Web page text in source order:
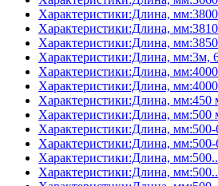
Характеристики:Длина,
Характеристики:Длина,
Характеристики:Длина,
Характеристики:Длина, мм:3м,
Характеристики:Длина,
Характеристики:Длина,
Характеристики:Длина, мм:450
Характеристики:Длина, мм:500
Характеристики:Длина,
Характеристики:Длина,
Характеристики:Длина,
Характеристики:Длина,